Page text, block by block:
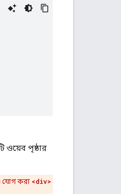
ওয়েব পৃষ্ঠার
যোগ করা <div>